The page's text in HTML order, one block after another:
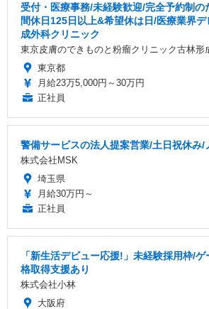
受付・医療事務/未経験歓迎/完全予約制の
間休日125日以上&希望休は日/医療業界
成外科クリニック
東京皮膚のできものと粉瘤クリニック古林形
東京都
月給23万5,000円～30万円
正社員
警備サービスの法人提案営業/土日祝休み/
株式会社MSK
埼玉県
月給30万円～
正社員
「新生活デビュー応援!」未経験採用枠/
格取得支援あり
株式会社小林
大阪府